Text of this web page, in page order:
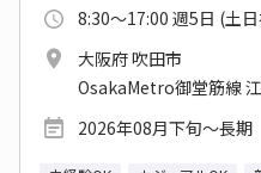
8:30～17:00 週5日 (土
大阪府 吹田市
OsakaMetro御堂筋線
2026年08月下旬～長期